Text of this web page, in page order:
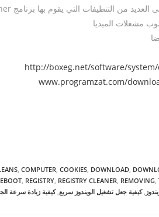
مشغلات الميديا
http://boxeg.net/software/
www.programzat.com/
, COMPUTER, COOKIES, DOWNLOAD,
, REGISTRY, REGISTRY CLEANER, REMOVING,
, كيفية جعل تشغيل الويندوز سريع, كيفية زيادة سرعة